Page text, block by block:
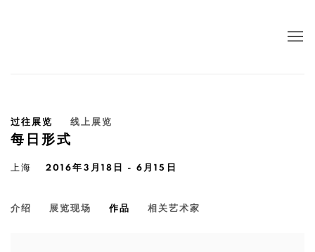
过往展览 线上展览
每日形式
2016年3月18日 - 6月15日
上海
介绍 展览现场 作品 相关艺术家